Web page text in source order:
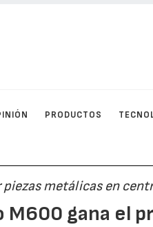
PRODUCTOS
metálicas en
gana el